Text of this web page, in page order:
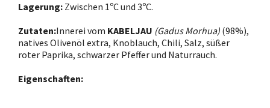
Lagerung: Zwischen 1ᵒC und 3ᵒC.
Zutaten:Innerei vom KABELJAU (Gadus Morhua) (98%),
natives Olivenöl extra, Knoblauch, Chili, Salz, süßer
roter Paprika, schwarzer Pfeffer und Naturrauch.
Eigenschaften: